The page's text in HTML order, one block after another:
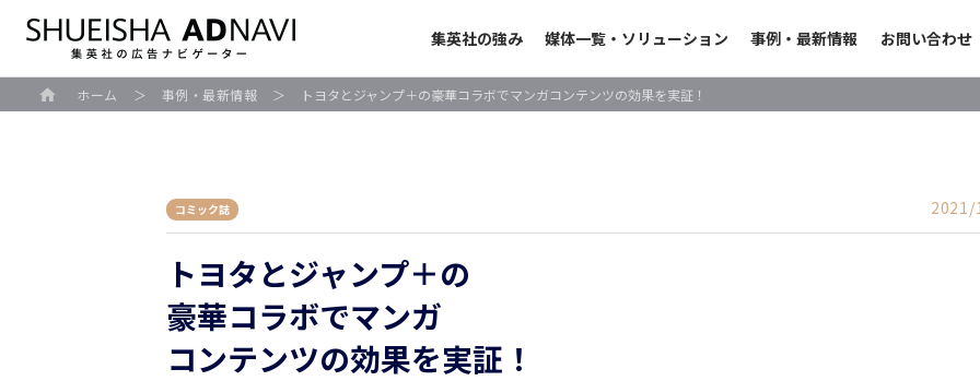
集英社の強み 媒体一覧・ソリューション 事例・最新情報 お問い合わせ
ホーム ＞ 事例・最新情報 ＞ トヨタとジャンプ＋の豪華コラボでマンガコンテンツの効果を実証！
コミック誌 2021/
トヨタとジャンプ＋の
豪華コラボでマンガ
コンテンツの効果を実証！